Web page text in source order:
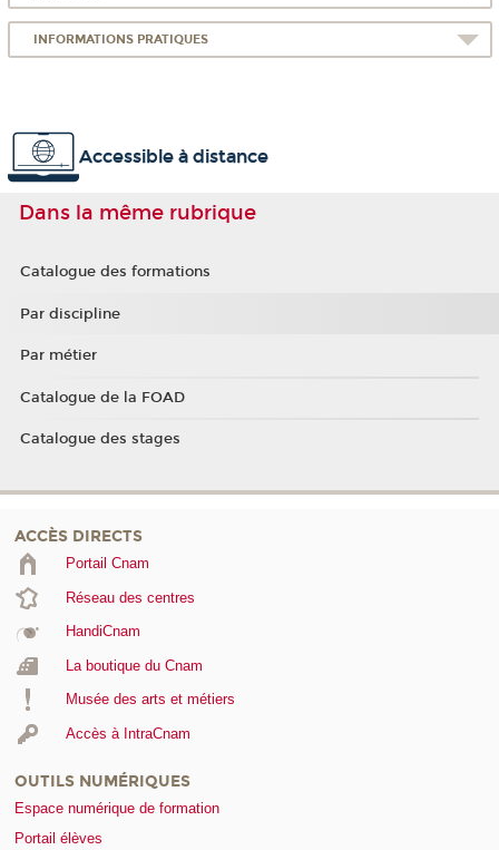
INFORMATIONS PRATIQUES
Accessible à distance
Dans la même rubrique
Catalogue des formations
Par discipline
Par métier
Catalogue de la FOAD
Catalogue des stages
ACCÈS DIRECTS
Portail Cnam
Réseau des centres
HandiCnam
La boutique du Cnam
Musée des arts et métiers
Accès à IntraCnam
OUTILS NUMÉRIQUES
Espace numérique de formation
Portail élèves